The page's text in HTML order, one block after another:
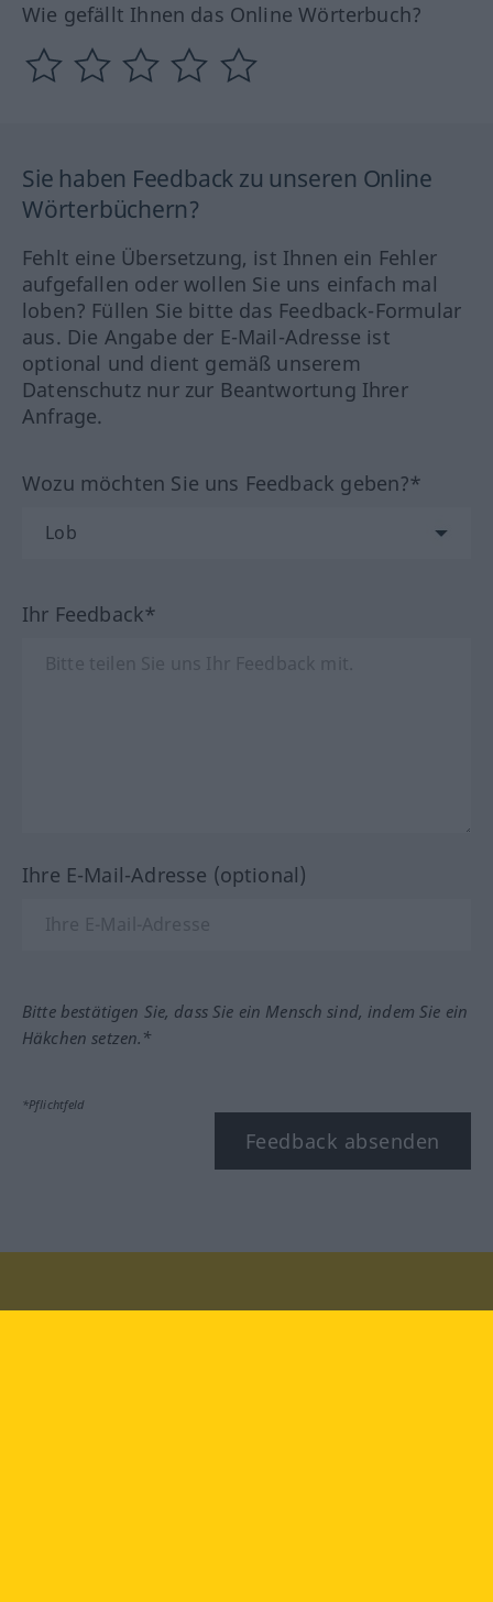
Wie gefällt Ihnen das Online Wörterbuch?
Sie haben Feedback zu unseren Online
Wörterbüchern?
Fehlt eine Übersetzung, ist Ihnen ein Fehler
aufgefallen oder wollen Sie uns einfach mal
loben? Füllen Sie bitte das Feedback-Formular
aus. Die Angabe der E-Mail-Adresse ist
optional und dient gemäß unserem
Datenschutz nur zur Beantwortung Ihrer
Anfrage.
Wozu möchten Sie uns Feedback geben?*
Ihr Feedback*
Ihre E-Mail-Adresse (optional)
Bitte bestätigen Sie, dass Sie ein Mensch sind, indem Sie ein
Häkchen setzen.*
*Pflichtfeld
Feedback absenden
Besuchen Sie uns auf: